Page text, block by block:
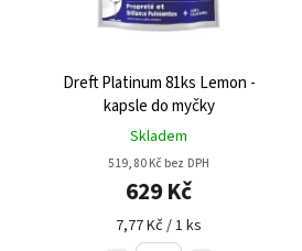
Dreft Platinum 81ks Lemon -
kapsle do myčky
Skladem
519,80 Kč bez DPH
629 Kč
7,77 Kč / 1 ks